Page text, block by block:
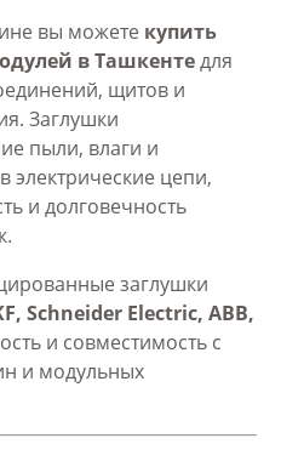
вы можете купить
в Ташкентедля
щитов и
Заглушки
пыли, влаги и
электрические цепи,
и долговечность
заглушки
Schneider Electric, ABB,
и совместимость с
и модульных